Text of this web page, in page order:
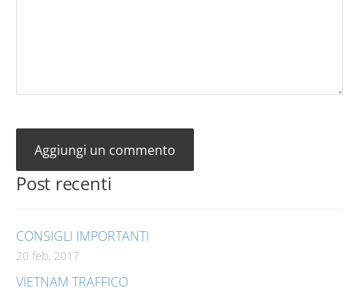
Post recenti
CONSIGLI IMPORTANTI
20 feb, 2017
VIETNAM TRAFFICO